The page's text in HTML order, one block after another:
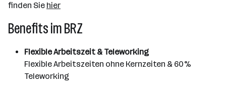
finden Sie hier
Benefits im BRZ
Flexible Arbeitszeit & Teleworking
Flexible Arbeitszeiten ohne Kernzeiten & 60%
Teleworking